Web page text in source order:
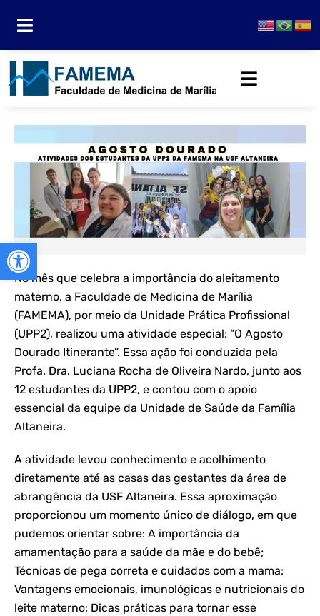
Abrir a barra de ferramentas
No mês que celebra a importância do aleitamento
materno, a Faculdade de Medicina de Marília
(FAMEMA), por meio da Unidade Prática Profissional
(UPP2), realizou uma atividade especial: “O Agosto
Dourado Itinerante”. Essa ação foi conduzida pela
Profa. Dra. Luciana Rocha de Oliveira Nardo, junto aos
12 estudantes da UPP2, e contou com o apoio
essencial da equipe da Unidade de Saúde da Família
Altaneira.
A atividade levou conhecimento e acolhimento
diretamente até as casas das gestantes da área de
abrangência da USF Altaneira. Essa aproximação
proporcionou um momento único de diálogo, em que
pudemos orientar sobre: A importância da
amamentação para a saúde da mãe e do bebê;
Técnicas de pega correta e cuidados com a mama;
Vantagens emocionais, imunológicas e nutricionais do
leite materno; Dicas práticas para tornar esse